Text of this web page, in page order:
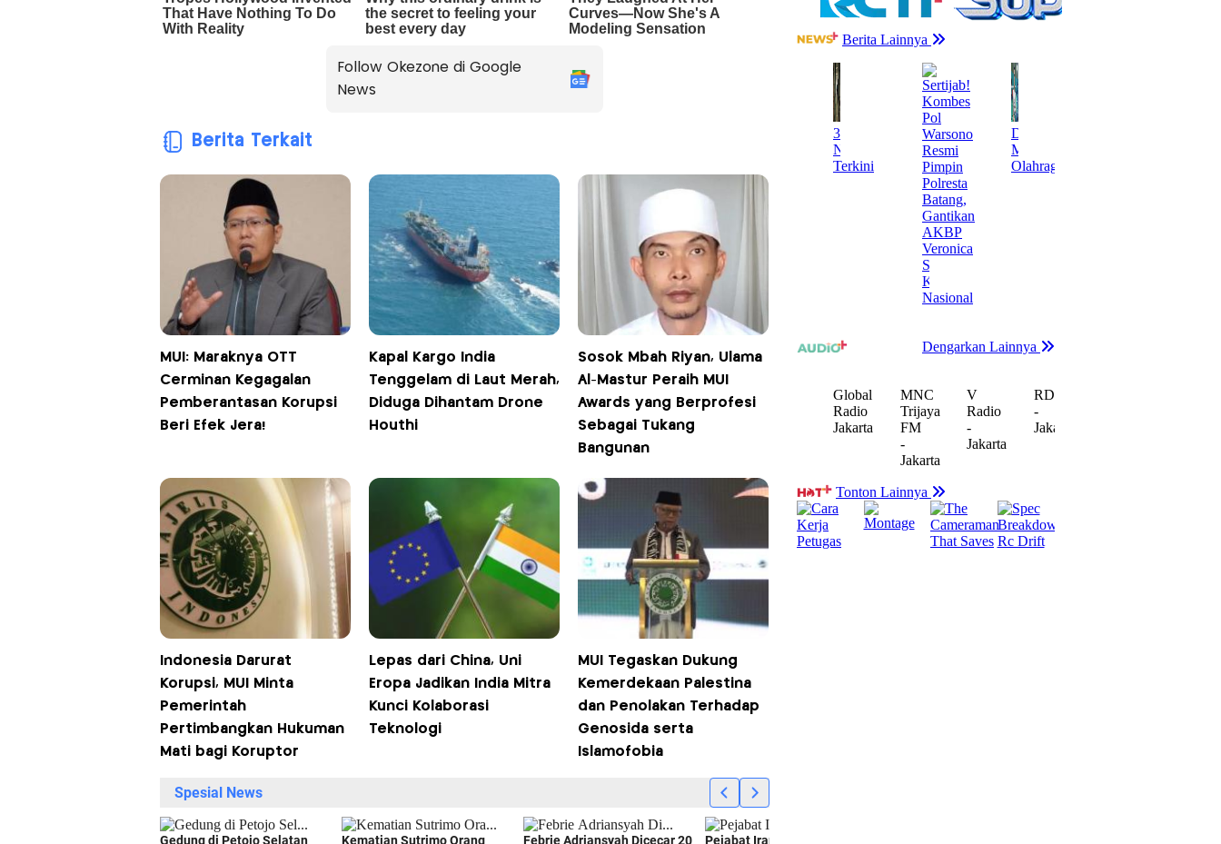
Follow Okezone di Google
News
Berita Terkait
MUI: Maraknya OTT
Cerminan Kegagalan
Pemberantasan Korupsi
Beri Efek Jera!
Kapal Kargo India
Tenggelam di Laut Merah,
Diduga Dihantam Drone
Houthi
Sosok Mbah Riyan, Ulama
Al-Mastur Peraih MUI
Awards yang Berprofesi
Sebagai Tukang
Bangunan
Indonesia Darurat
Korupsi, MUI Minta
Pemerintah
Pertimbangkan Hukuman
Mati bagi Koruptor
Lepas dari China, Uni
Eropa Jadikan India Mitra
Kunci Kolaborasi
Teknologi
MUI Tegaskan Dukung
Kemerdekaan Palestina
dan Penolakan Terhadap
Genosida serta
Islamofobia